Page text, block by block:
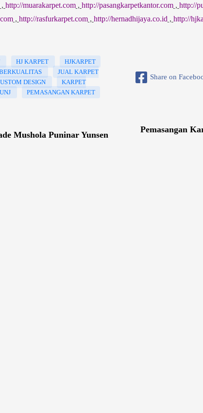
http://muarakarpet.com, http://pasangkarpetkantor.com, http://
, http://rasfurkarpet.com, http://hernadhijaya.co.id , http://
HJ KARPET
HJKARPET
JUAL KARPET
DESIGN
KARPET
PEMASANGAN KARPET
Share on
Mushola Puninar Yunsen
Pemasangan